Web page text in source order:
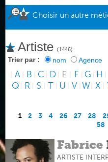
Choisir un autre
Artiste(1446)
Trier par : nom Agence
A B C D E F G H
Q R S T U V W X
1 2 3 4 26 27 28
58
Fabrice
ARTISTE